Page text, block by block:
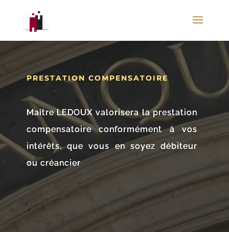
PRESTATION COMPENSATOIRE
Maître LEDOUX valorisera la prestation
compensatoire conformément à vos
intérêts, que vous en soyez débiteur
ou créancier